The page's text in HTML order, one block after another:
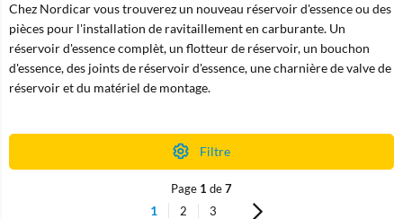
Chez Nordicar vous trouverez un nouveau réservoir d'essence ou des
pièces pour l'installation de ravitaillement en carburante. Un
réservoir d'essence complèt, un flotteur de réservoir, un bouchon
d'essence, des joints de réservoir d'essence, une charnière de valve de
réservoir et du matériel de montage.
Filtre
Page 1 de7
1 2 3